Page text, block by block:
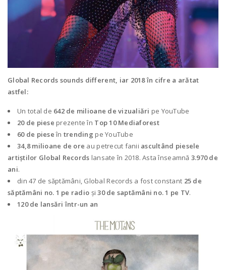
Global Records sounds different, iar 2018 în cifre a arătat
astfel:
Un total de 642 de milioane de vizualiări pe YouTube
20 de piese prezente în Top 10 Mediaforest
60 de pieseîn trending pe YouTube
34,8 milioane de ore au petrecut fanii ascultând piesele
artiștilor Global Records lansate în 2018. Asta înseamnă 3.970 de
ani.
din 47 de săptămâni, Global Records a fost constant 25 de
săptămâni no. 1 pe radio şi30 de saptămâni no. 1 pe TV.
120 de lansări într-un an